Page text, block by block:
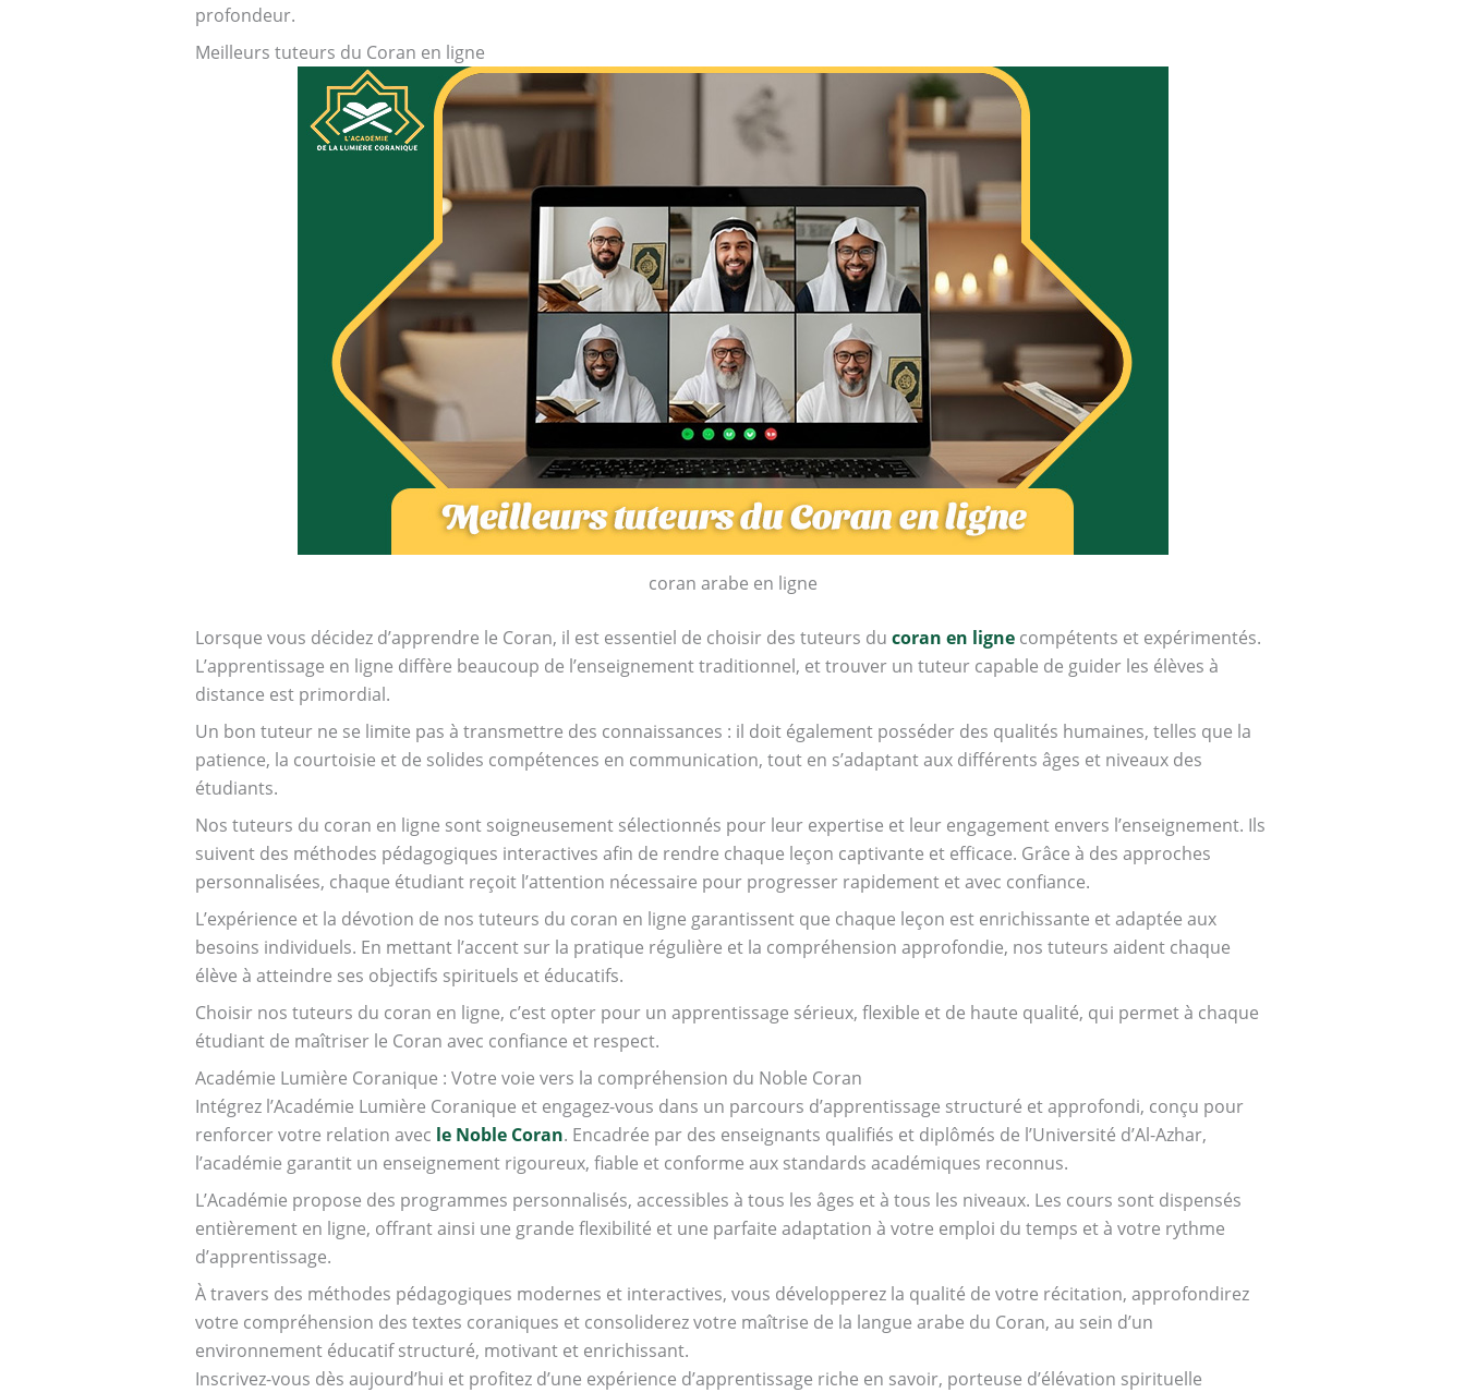
profondeur.
Meilleurs tuteurs du Coran en ligne
coran arabe en ligne
Lorsque vous décidez d’apprendre le Coran, il est essentiel de choisir des tuteurs du coran en lignecompétents et expérimentés.
L’apprentissage en ligne diffère beaucoup de l’enseignement traditionnel, et trouver un tuteur capable de guider les élèves à
distance est primordial.
Un bon tuteur ne se limite pas à transmettre des connaissances : il doit également posséder des qualités humaines, telles que la
patience, la courtoisie et de solides compétences en communication, tout en s’adaptant aux différents âges et niveaux des
étudiants.
Nos tuteurs du coran en ligne sont soigneusement sélectionnés pour leur expertise et leur engagement envers l’enseignement. Ils
suivent des méthodes pédagogiques interactives afin de rendre chaque leçon captivante et efficace. Grâce à des approches
personnalisées, chaque étudiant reçoit l’attention nécessaire pour progresser rapidement et avec confiance.
L’expérience et la dévotion de nos tuteurs du coran en ligne garantissent que chaque leçon est enrichissante et adaptée aux
besoins individuels. En mettant l’accent sur la pratique régulière et la compréhension approfondie, nos tuteurs aident chaque
élève à atteindre ses objectifs spirituels et éducatifs.
Choisir nos tuteurs du coran en ligne, c’est opter pour un apprentissage sérieux, flexible et de haute qualité, qui permet à chaque
étudiant de maîtriser le Coran avec confiance et respect.
Académie Lumière Coranique : Votre voie vers la compréhension du Noble Coran
Intégrez l’Académie Lumière Coranique et engagez-vous dans un parcours d’apprentissage structuré et approfondi, conçu pour
renforcer votre relation avec le Noble Coran. Encadrée par des enseignants qualifiés et diplômés de l’Université d’Al-Azhar,
l’académie garantit un enseignement rigoureux, fiable et conforme aux standards académiques reconnus.
L’Académie propose des programmes personnalisés, accessibles à tous les âges et à tous les niveaux. Les cours sont dispensés
entièrement en ligne, offrant ainsi une grande flexibilité et une parfaite adaptation à votre emploi du temps et à votre rythme
d’apprentissage.
À travers des méthodes pédagogiques modernes et interactives, vous développerez la qualité de votre récitation, approfondirez
votre compréhension des textes coraniques et consoliderez votre maîtrise de la langue arabe du Coran, au sein d’un
environnement éducatif structuré, motivant et enrichissant.
Inscrivez-vous dès aujourd’hui et profitez d’une expérience d’apprentissage riche en savoir, porteuse d’élévation spirituelle